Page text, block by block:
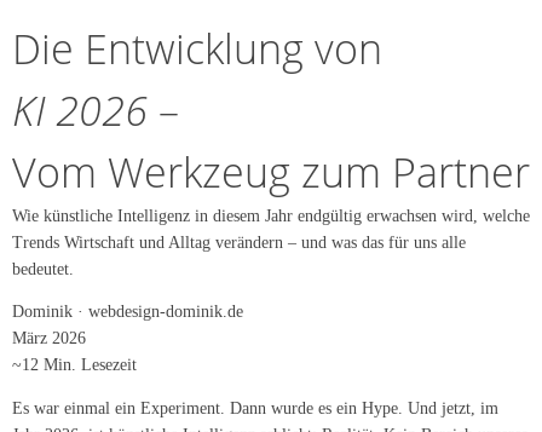
Die Entwicklung von
KI 2026 –
Vom Werkzeug zum Partner
Wie künstliche Intelligenz in diesem Jahr endgültig erwachsen wird, welche
Trends Wirtschaft und Alltag verändern – und was das für uns alle
bedeutet.
Dominik · webdesign-dominik.de
März 2026
~12 Min. Lesezeit
Es war einmal ein Experiment. Dann wurde es ein Hype. Und jetzt, im